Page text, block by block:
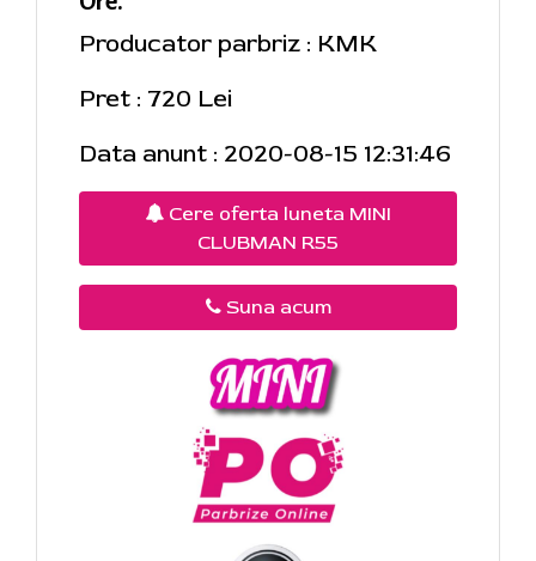
Producator parbriz : KMK
Pret : 720 Lei
Data anunt : 2020-08-15 12:31:46
Cere oferta luneta MINI
CLUBMAN R55
Suna acum